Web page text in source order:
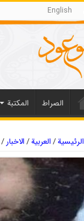
English
الصراط المکتبة
الرئيسية/العربیة/الاخبار /